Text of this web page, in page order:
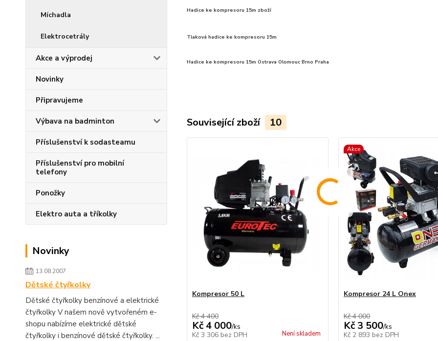
Míchadla
Elektrocetrály
Akce a výprodej
Novinky
Připravujeme
Výbava na badminton
Příslušenství k sodasteamu
Příslušenství pro mobilní
telefony
Ponožky
Elektro auta a tříkolky
Novinky
13.08.2007
Dětské čtyřkolky
Dětské čtyřkolky benzínové a elektrické
čtyřkolky V našem nově vytvořeném e-
shopu nabízíme elektrické dětské
čtyřkolky i benzínové dětské čtyřkolky. ...
Hadice ke kompresoru 15m zboží
Tlaková hadice ke kompresoru 15m
Hadice ke kompresoru 15m Ostrava Olomouc Brno Praha
Související zboží 10
Kompresor 50 L
Kč 4 400
Kč 4 000/ks
Kč 3 306 bez DPH Není skladem
Akce
Kompresor 24 L Onex
Kč 4 000
Kč 3 500/ks
Kč 2 893 bez DPH